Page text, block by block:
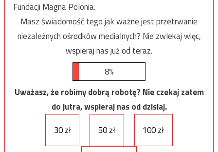
Fundacji Magna Polonia.
Masz świadomość tego jak ważne jest przetrwanie
niezależnych ośrodków medialnych? Nie zwlekaj więc,
wspieraj nas już od teraz.
8%
Uważasz, że robimy dobrą robotę? Nie czekaj zatem
do jutra, wspieraj nas od dzisiaj.
30 zł
50 zł 100 zł